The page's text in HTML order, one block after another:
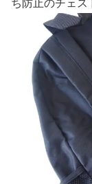
ち防止のチェス